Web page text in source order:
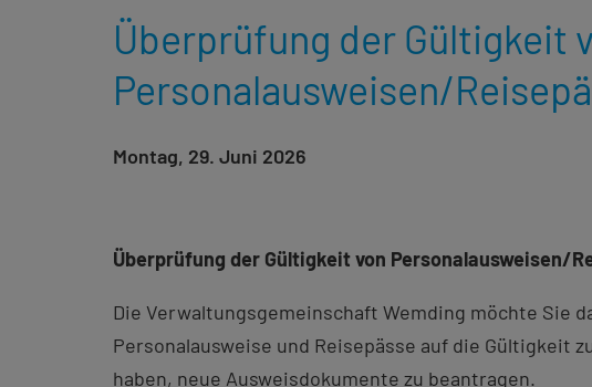
Überprüfung der Gültigkeit
Personalausweisen/
Montag, 29. Juni 2026
Überprüfung der Gültigkeit von Personalausweisen/
Die Verwaltungsgemeinschaft Wemding möchte Sie
Personalausweise und Reisepässe auf die Gültigkeit
haben, neue Ausweisdokumente zu beantragen.